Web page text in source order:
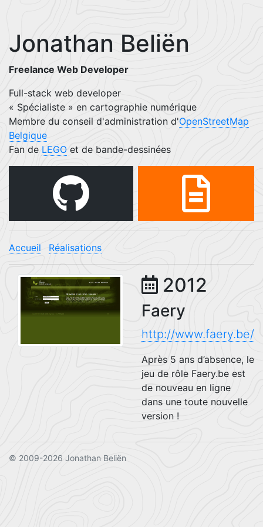
Jonathan Beliën
Freelance Web Developer
Full-stack web developer
« Spécialiste » en cartographie numérique
Membre du conseil d'administration d'OpenStreetMap
Belgique
Fan de LEGO et de bande-dessinées
Accueil Réalisations
2012
Faery
http://www.faery.be/
Après 5 ans d’absence, le
jeu de rôle Faery.be est
de nouveau en ligne
dans une toute nouvelle
version !
© 2009-2026 Jonathan Beliën